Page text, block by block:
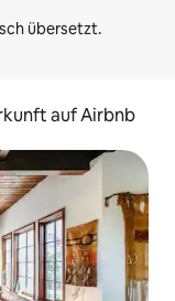
auf Airbnb